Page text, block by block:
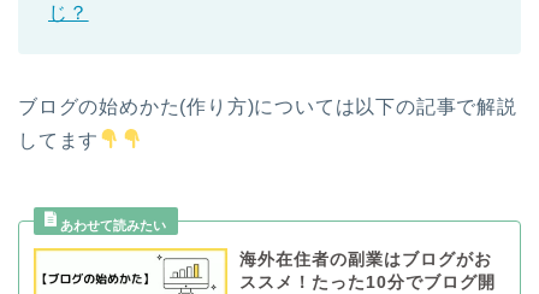
じ？
ブログの始めかた(作り方)については以下の記事で解説
してます
海外在住者の副業はブログがお
ススメ！たった10分でブログ開